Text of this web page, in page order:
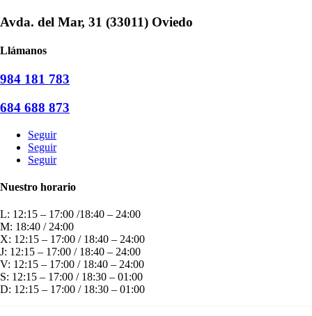
Avda. del Mar, 31 (33011) Oviedo
Llámanos
984 181 783
684 688 873
Seguir
Seguir
Seguir
Nuestro horario
L: 12:15 – 17:00 /18:40 – 24:00
M: 18:40 / 24:00
X: 12:15 – 17:00 / 18:40 – 24:00
J: 12:15 – 17:00 / 18:40 – 24:00
V: 12:15 – 17:00 / 18:40 – 24:00
S: 12:15 – 17:00 / 18:30 – 01:00
D: 12:15 – 17:00 / 18:30 – 01:00